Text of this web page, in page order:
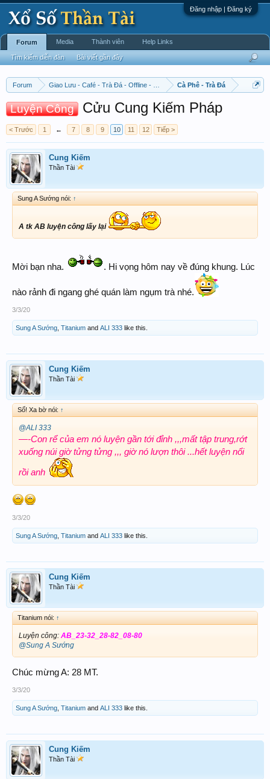
Đăng nhập | Đăng ký
Forum Giao Lưu - Café - Trà Đá - Offline - Tỉnh Tò Hihi!Cà Phê - Trà Đá
Luyện Công Cửu Cung Kiếm Pháp
< Trước 1 ← 7 8 9 10 11 12 Tiếp >
Cung Kiếm
Thần Tài
Sung A Sướng nói: ↑
A tk AB luyện công lấy lại
Mời bạn nha. . Hi vọng hôm nay về đúng khung. Lúc
nào rảnh đi ngang ghé quán làm ngụm trà nhé.
3/3/20
Sung A Sướng Titanium and ALI 333 like this.
Cung Kiếm
Thần Tài
Số! Xa bờ nói: ↑
@ALI 333
—-Con rể của em nó luyện gần tới đỉnh ,,,mất tập trung,rớt
xuống núi giờ tửng tửng ,,, giờ nó lượn thôi ...hết luyện nổi
rồi anh
3/3/20
Sung A Sướng Titanium and ALI 333 like this.
Cung Kiếm
Thần Tài
Titanium nói: ↑
Luyện công: AB_23-32_28-82_08-80
@Sung A Sướng
Chúc mừng A: 28 MT.
3/3/20
Sung A Sướng Titanium and ALI 333 like this.
Cung Kiếm
Thần Tài
Forum
Tìm kiếm diễn đàn Bài viết gần đây
Media Thành viên Help Links